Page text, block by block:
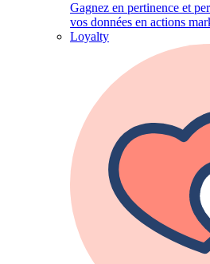
Gagnez en pertinence et
vos données en actions
Loyalty